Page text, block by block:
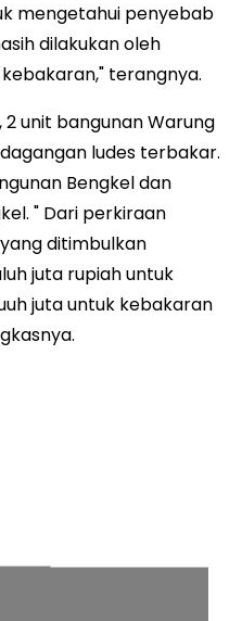
mengetahui penyebab
dilakukan oleh
terangnya.
2 unit bangunan Warung
ludes terbakar.
Bengkel dan
" Dari perkiraan
ditimbulkan
juta rupiah untuk
juta untuk kebakaran